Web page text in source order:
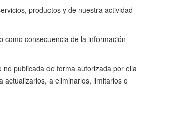
productos y de nuestra actividad
como consecuencia de la información
publicada de forma autorizada por ella
a eliminarlos, limitarlos o